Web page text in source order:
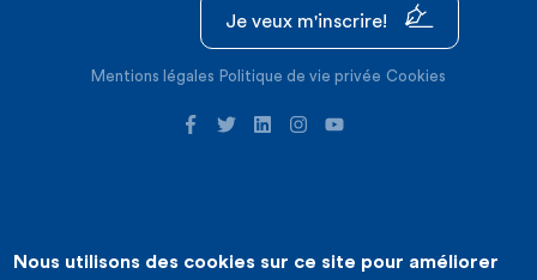
Je veux m'inscrire!
Mentions légales Politique de vie privée Cookies
©2026 ICHEC |Création de site internet : Expansion
Nous utilisons des cookies sur ce site pour améliorer